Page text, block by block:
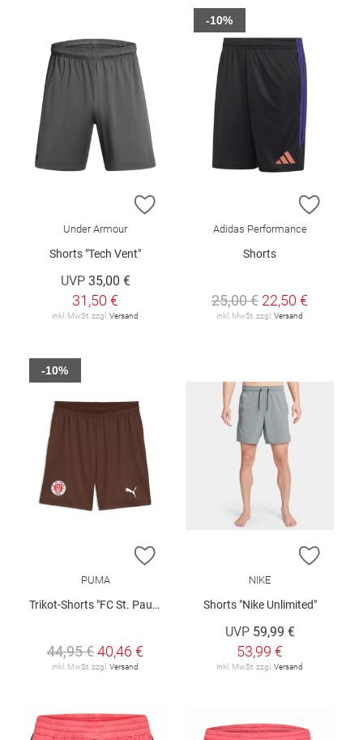
ZUR WUNSCHLISTE HINZUFÜGEN
Under Armour
Shorts "Tech Vent"
UVP 35,00 €
31,50 €
inkl. MwSt. zzgl.Versand
ZUR
Adidas Performance
Shorts
25,00 € 22,50 €
inkl. MwSt. zzgl.Versand
-10%
ZUR WUNSCHLISTE HINZUFÜGEN
PUMA
Trikot-Shorts "FC St. Pauli 26/27"
44,95 €40,46 €
inkl. MwSt. zzgl.Versand
-10%
ZUR
NIKE
Shorts "Nike Unlimited"
UVP 59,99 €
53,99 €
inkl. MwSt. zzgl.Versand